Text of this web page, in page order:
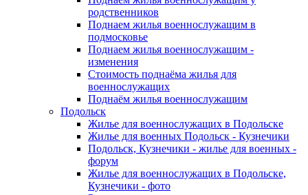
родственников
Поднаем жилья военнослужащим в
подмосковье
Поднаем жилья военнослужащим -
изменения
Стоимость поднаёма жилья для
военнослужащих
Поднаём жилья военнослужащим
Подольск
Жилье для военнослужащих в Подольске
Жилье для военных Подольск - Кузнечики
Подольск, Кузнечики - жилье для военных -
форум
Жилье для военнослужащих в Подольске,
Кузнечики - фото